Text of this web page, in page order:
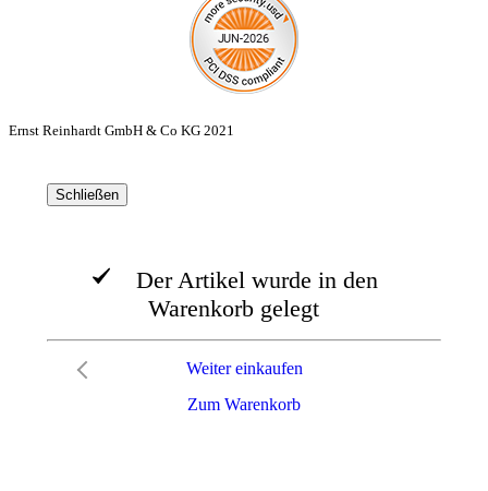
Ernst Reinhardt GmbH & Co KG 2021
Schließen
Der Artikel wurde in den
Warenkorb gelegt
Zum Warenkorb
Weiter einkaufen